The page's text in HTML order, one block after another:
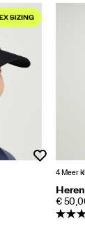
4 Meer
PRICE
€